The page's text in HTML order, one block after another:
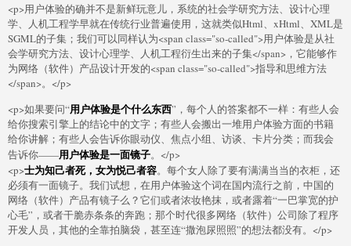
<p>用户体验的确并不是新鲜玩意儿，系统的社会学研究方法、设计心理
学、人机工程学早就在传统行业普遍使用，这就类似Html、xHtml、XML是
SGML的子集；我们可以同样认为<span class="so-called">用户体验是从社
会学研究方法、设计心理学、人机工程衍生出来的子集</span>，它能够作
为网络（软件）产品设计开发的<span class="so-called">指导和思维方法
</span>。</p>
<p>如果要问“用户体验是个什么东西”，每个人的答案都不一样：有些人会
给你搜索引擎上的结论中的文字；有些人会搬出一堆用户体验方面的书籍
给你讲解；有些人会告诉你眼动仪、焦点小组、访谈、卡片分类；而我会
告诉你——用户体验是一面镜子。</p>
<p>士为知己者死，女为悦己者容。每个女人除了要有满满当当的衣柜，还
必须有一面镜子。我们试想，在用户体验这个词在国内流行之前，中国的
网络（软件）产品有镜子么？它们或者浓妆艳抹，或者露着“一巴掌宽的护
心毛”，或者干脆赤条条的奔跑；那个时代很多网络（软件）公司除了程序
开发人员，其他的全靠拍脑袋，甚至连“撒泡尿照照”的想法都没有。</p>